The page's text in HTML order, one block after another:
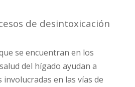
de desintoxicación
se encuentran en los
del hígado ayudan a
en las vías de